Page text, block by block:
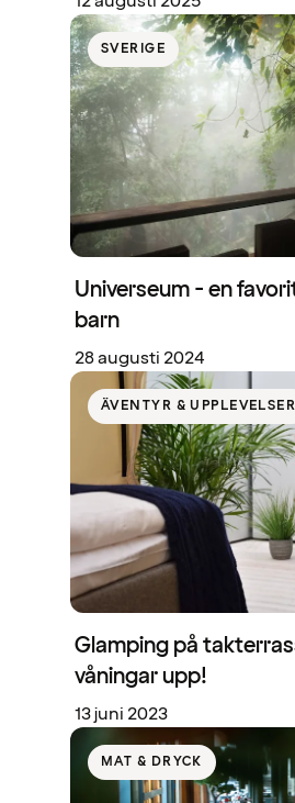
SVERIGE
Universeum - en
barn
28 augusti 2024
ÄVENTYR & UPPLEVELSER
Glamping på
våningar upp!
13 juni 2023
MAT & DRYCK